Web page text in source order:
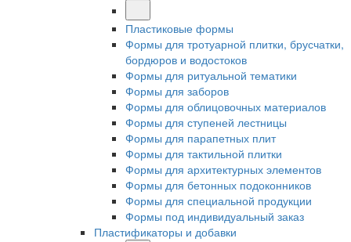
Пластиковые формы
Формы для тротуарной плитки, брусчатки,
бордюров и водостоков
Формы для ритуальной тематики
Формы для заборов
Формы для облицовочных материалов
Формы для ступеней лестницы
Формы для парапетных плит
Формы для тактильной плитки
Формы для архитектурных элементов
Формы для бетонных подоконников
Формы для специальной продукции
Формы под индивидуальный заказ
Пластификаторы и добавки